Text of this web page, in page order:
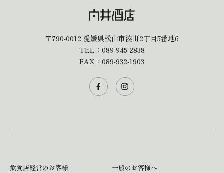
〒790-0012 愛媛県松山市湊町2丁目5番地6
TEL： 089-945-2838
FAX：089-932-1903
飲食店経営のお客様
一般のお客様へ